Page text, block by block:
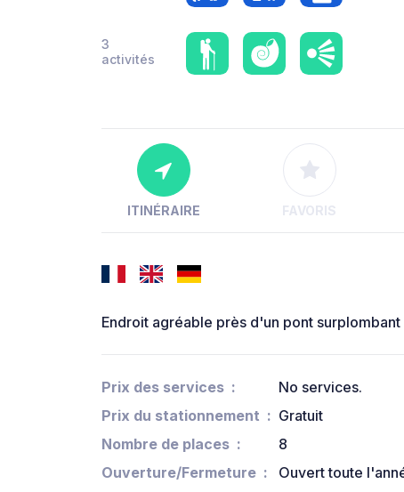
3
activités
ITINÉRAIRE FAVORIS
Endroit agréable près d'un pont
Prix des services
No services.
Prix du stationnement
Gratuit
Nombre de places
8
Ouverture/Fermeture
Ouvert toute